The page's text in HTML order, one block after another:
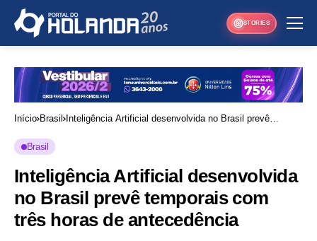
STORIES
Início Brasil
Inteligência Artificial desenvolvida no Brasil prevê
Brasil
Inteligência Artificial desenvolvida
no Brasil prevê temporais com
três horas de antecedência